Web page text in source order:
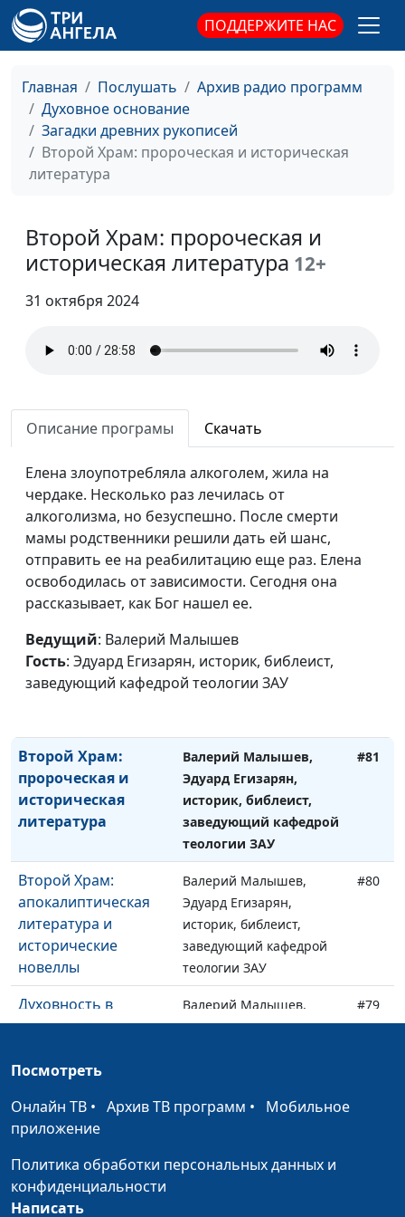
ПОДДЕРЖИТЕ НАС
Главная Послушать
Архив радио программ
Духовное основание
Загадки древних рукописей
Второй Храм: пророческая и историческая
литература
Второй Храм: пророческая и
историческая литература 12+
31 октября 2024
Описание програмы Скачать
Елена злоупотребляла алкоголем, жила на
чердаке. Несколько раз лечилась от
алкоголизма, но безуспешно. После смерти
мамы родственники решили дать ей шанс,
отправить ее на реабилитацию еще раз. Елена
освободилась от зависимости. Сегодня она
рассказывает, как Бог нашел ее.
Ведущий: Валерий Малышев
Гость: Эдуард Егизарян, историк, библеист,
заведующий кафедрой теологии ЗАУ
Зарождение
христианства и
период Второго
Храма
Валерий Малышев,
Эдуард Егизарян,
историк, библеист,
заведующий кафедрой
теологии ЗАУ
Религиозно-
политические
группы времен
Валерий Малышев,
Эдуард Егизарян,
Переводы
Священного
Писания
Валерий Малышев,
Эдуард Егизарян,
теологии ЗАУ
народа к приходу
Мессии
Эдуард Егизарян,
историк, библеист,
заведующий кафедрой
теологии ЗАУ
Политическая
история Иудеи в
период Второго
Храма
Валерий Малышев,
Эдуард Егизарян,
историк, библеист,
заведующий кафедрой
Ожидание Мессии в
период Второго
Храма
Валерий Малышев,
Эдуард Егизарян,
историк, библеист,
Второй Храм:
пророческая и
историческая
литература
Валерий Малышев,
Эдуард Егизарян,
историк, библеист,
заведующий кафедрой
теологии ЗАУ
#81
Второй Храм:
апокалиптическая
литература и
исторические
новеллы
Валерий Малышев,
Эдуард Егизарян,
историк, библеист,
заведующий кафедрой
теологии ЗАУ
#80
Духовность в
древнем Израиле и
Валерий Малышев,
Эдуард Егизарян,
#79
Второй Храм:
понимании евреев
историк, библеист,
Посмотреть
Онлайн ТВ • Архив ТВ программ • Мобильное
приложение
Политика обработки персональных данных и
конфиденциальности
Написать